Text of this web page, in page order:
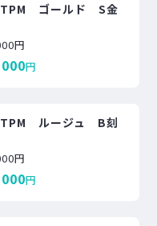
ゴールド S金
円
円
ルージュ B刻
円
円